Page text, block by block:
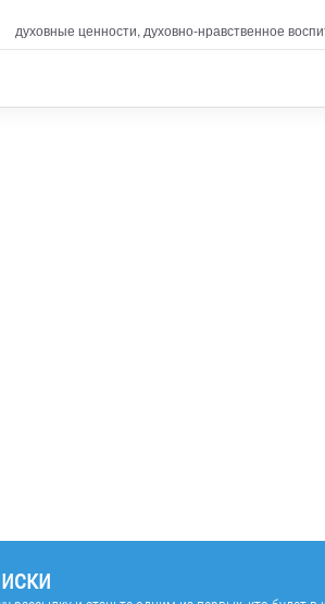
духовные ценности, духовно-нравственное